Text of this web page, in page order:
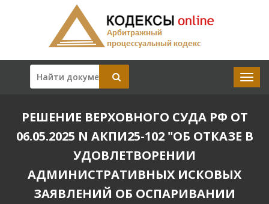
РЕШЕНИЕ ВЕРХОВНОГО СУДА РФ ОТ
06.05.2025 N АКПИ25-102 "ОБ ОТКАЗЕ В
УДОВЛЕТВОРЕНИИ
АДМИНИСТРАТИВНЫХ ИСКОВЫХ
ЗАЯВЛЕНИЙ ОБ ОСПАРИВАНИИ